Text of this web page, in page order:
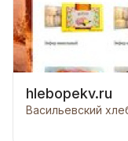
hlebopekv.ru
Васильевский